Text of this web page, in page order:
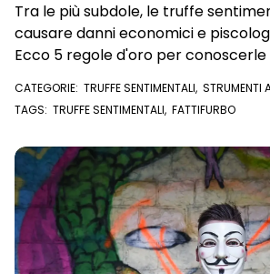
Tra le più subdole, le truffe
causare danni economici e
Ecco 5 regole d'oro per
CATEGORIE: TRUFFE SENTIMENTALI, STRUMENTI
TAGS: TRUFFE SENTIMENTALI, FATTIFURBO